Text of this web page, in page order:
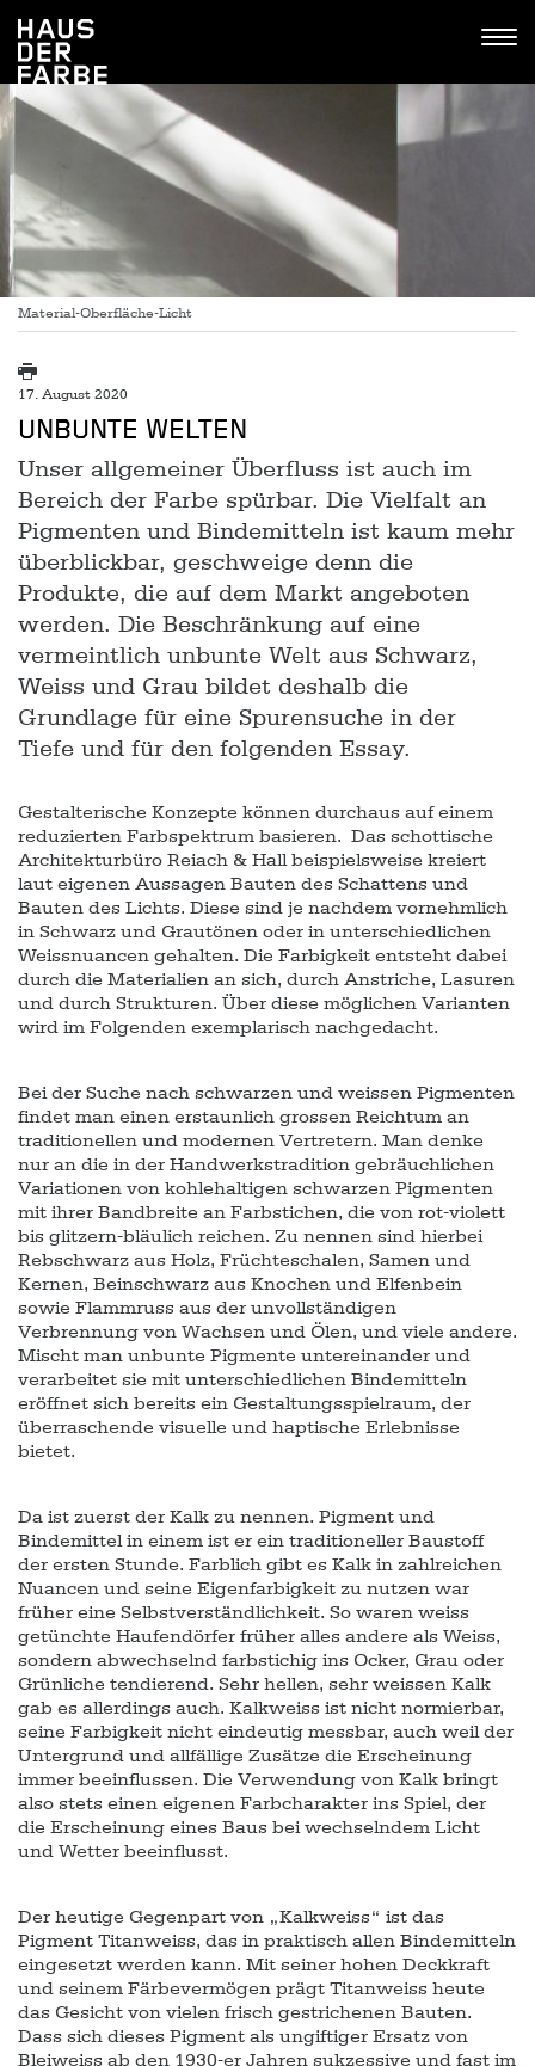
home
navigation
content
Haus
der
Farbe
Material-Oberfläche-Licht
17. August 2020
UNBUNTE WELTEN
Unser allgemeiner Überfluss ist auch im
Bereich der Farbe spürbar. Die Vielfalt an
Pigmenten und Bindemitteln ist kaum mehr
überblickbar, geschweige denn die
Produkte, die auf dem Markt angeboten
werden. Die Beschränkung auf eine
vermeintlich unbunte Welt aus Schwarz,
Weiss und Grau bildet deshalb die
Grundlage für eine Spurensuche in der
Tiefe und für den folgenden Essay.
Gestalterische Konzepte können durchaus auf einem
reduzierten Farbspektrum basieren. Das schottische
Architekturbüro Reiach & Hall beispielsweise kreiert
laut eigenen Aussagen Bauten des Schattens und
Bauten des Lichts. Diese sind je nachdem vornehmlich
in Schwarz und Grautönen oder in unterschiedlichen
Weissnuancen gehalten. Die Farbigkeit entsteht dabei
durch die Materialien an sich, durch Anstriche, Lasuren
und durch Strukturen. Über diese möglichen Varianten
wird im Folgenden exemplarisch nachgedacht.
Bei der Suche nach schwarzen und weissen Pigmenten
findet man einen erstaunlich grossen Reichtum an
traditionellen und modernen Vertretern. Man denke
nur an die in der Handwerkstradition gebräuchlichen
Variationen von kohlehaltigen schwarzen Pigmenten
mit ihrer Bandbreite an Farbstichen, die von rot-violett
bis glitzern-bläulich reichen. Zu nennen sind hierbei
Rebschwarz aus Holz, Früchteschalen, Samen und
Kernen, Beinschwarz aus Knochen und Elfenbein
sowie Flammruss aus der unvollständigen
Verbrennung von Wachsen und Ölen, und viele andere.
Mischt man unbunte Pigmente untereinander und
verarbeitet sie mit unterschiedlichen Bindemitteln
eröffnet sich bereits ein Gestaltungsspielraum, der
überraschende visuelle und haptische Erlebnisse
bietet.
Da ist zuerst der Kalk zu nennen. Pigment und
Bindemittel in einem ist er ein traditioneller Baustoff
der ersten Stunde. Farblich gibt es Kalk in zahlreichen
Nuancen und seine Eigenfarbigkeit zu nutzen war
früher eine Selbstverständlichkeit. So waren weiss
getünchte Haufendörfer früher alles andere als Weiss,
sondern abwechselnd farbstichig ins Ocker, Grau oder
Grünliche tendierend. Sehr hellen, sehr weissen Kalk
gab es allerdings auch. Kalkweiss ist nicht normierbar,
seine Farbigkeit nicht eindeutig messbar, auch weil der
Untergrund und allfällige Zusätze die Erscheinung
immer beeinflussen. Die Verwendung von Kalk bringt
also stets einen eigenen Farbcharakter ins Spiel, der
die Erscheinung eines Baus bei wechselndem Licht
und Wetter beeinflusst.
Der heutige Gegenpart von „Kalkweiss“ ist das
Pigment Titanweiss, das in praktisch allen Bindemitteln
eingesetzt werden kann. Mit seiner hohen Deckkraft
und seinem Färbevermögen prägt Titanweiss heute
das Gesicht von vielen frisch gestrichenen Bauten.
Dass sich dieses Pigment als ungiftiger Ersatz von
Bleiweiss ab den 1930-er Jahren sukzessive und fast im